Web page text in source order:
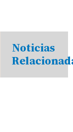
Noticias